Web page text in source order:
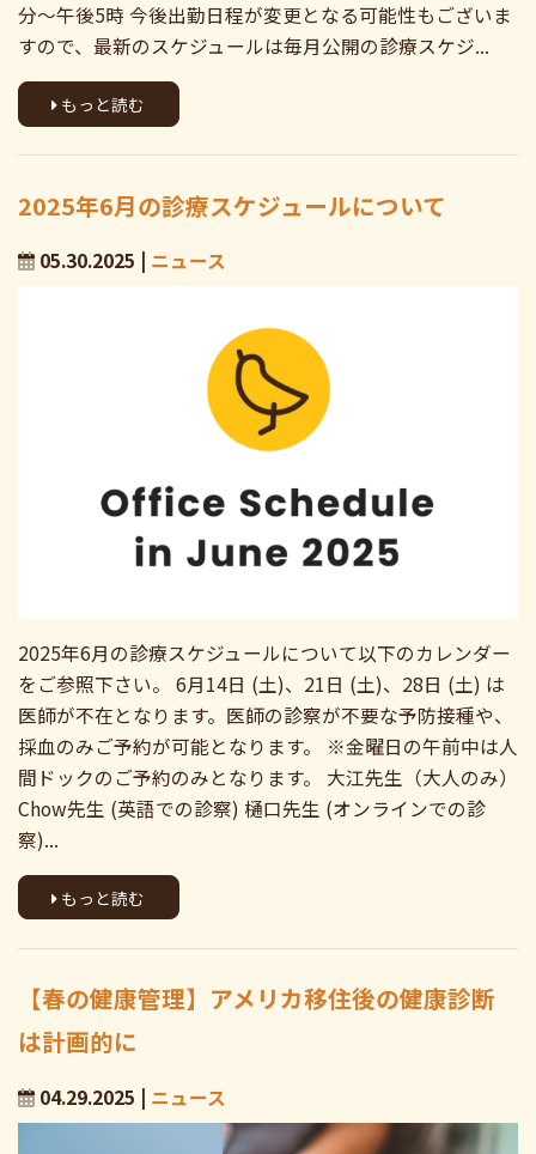
分〜午後5時 今後出勤日程が変更となる可能性もございま
すので、最新のスケジュールは毎月公開の診療スケジ...
もっと読む
2025年6月の診療スケジュールについて
05.30.2025 | ニュース
2025年6月の診療スケジュールについて以下のカレンダー
をご参照下さい。 6月14日 (土)、21日 (土)、28日 (土) は
医師が不在となります。医師の診察が不要な予防接種や、
採血のみご予約が可能となります。 ※金曜日の午前中は人
間ドックのご予約のみとなります。 大江先生（大人のみ）
Chow先生 (英語での診察) 樋口先生 (オンラインでの診
察)...
もっと読む
【春の健康管理】アメリカ移住後の健康診断
は計画的に
04.29.2025 | ニュース